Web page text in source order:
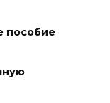
пособие